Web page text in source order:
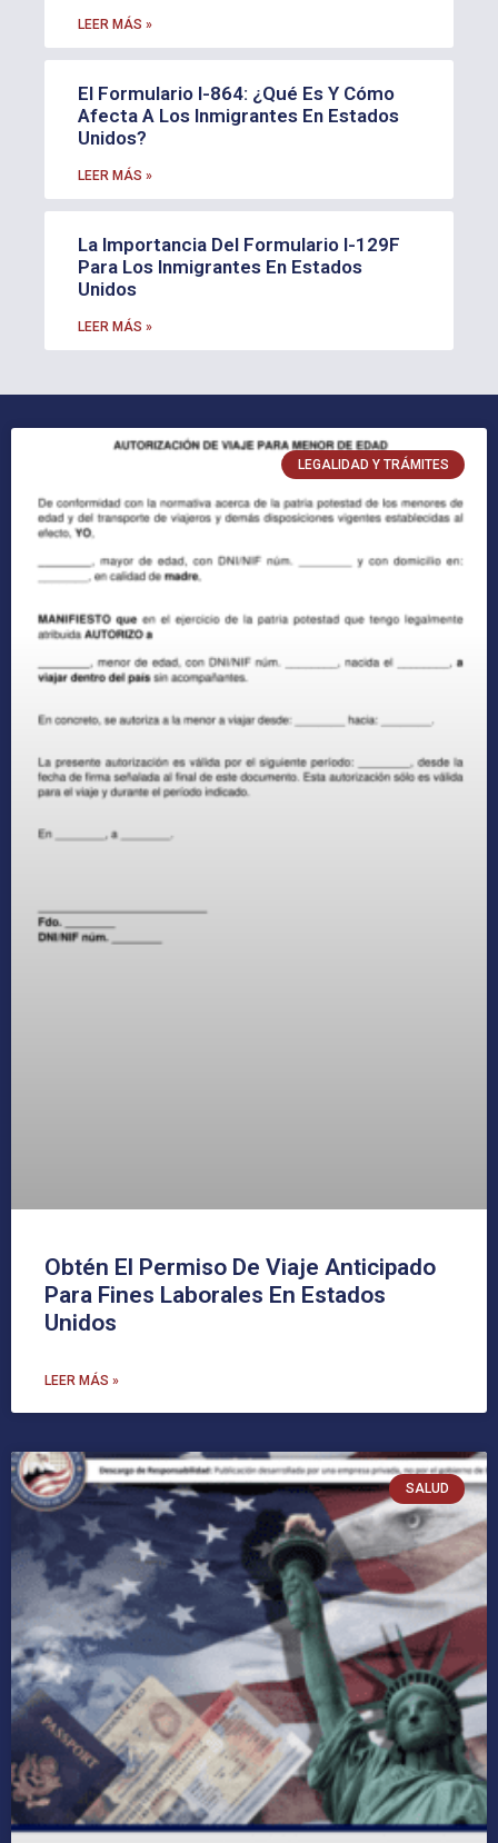
LEER MÁS »
El Formulario I-864: ¿Qué Es Y Cómo
Afecta A Los Inmigrantes En Estados
Unidos?
LEER MÁS »
La Importancia Del Formulario I-129F
Para Los Inmigrantes En Estados
Unidos
LEER MÁS »
LEGALIDAD Y TRÁMITES
Obtén El Permiso De Viaje Anticipado
Para Fines Laborales En Estados
Unidos
LEER MÁS »
SALUD